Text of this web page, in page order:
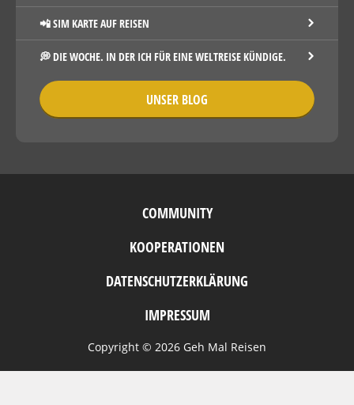
📲 SIM KARTE AUF REISEN
💭 DIE WOCHE. IN DER ICH FÜR EINE WELTREISE KÜNDIGE.
UNSER BLOG
COMMUNITY
KOOPERATIONEN
DATENSCHUTZERKLÄRUNG
IMPRESSUM
Copyright © 2026 Geh Mal Reisen